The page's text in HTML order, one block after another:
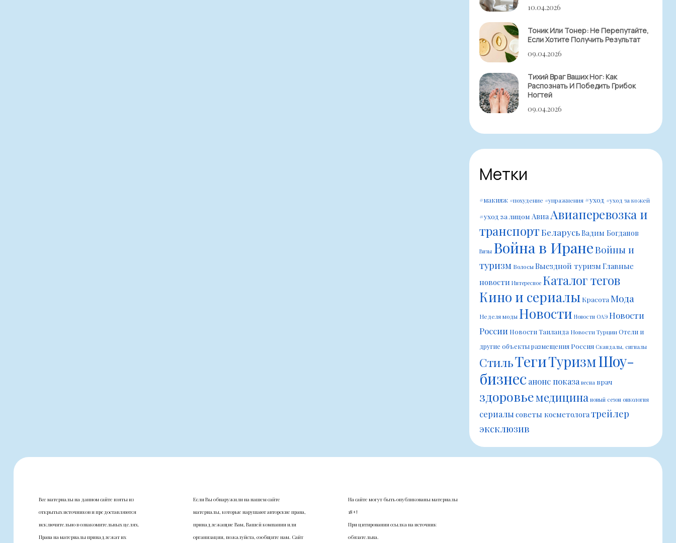
10.04.2026
Тоник Или Тонер: Не Перепутайте,
Если Хотите Получить Результат
09.04.2026
Тихий Враг Ваших Ног: Как
Распознать И Победить Грибок
Ногтей
09.04.2026
Метки
#макияж #похудение #упражнения #уход #уход за кожей
#уход за лицом Авиа Авиаперевозка и
транспортБеларусьВадим Богданов
Визы Война в ИранеВойны и
туризм ВолосыВыездной туризмГлавные
новости Интересное Каталог тегов
Кино и сериалыКрасота Мода
Неделя моды Новости Новости ОАЭ Новости
России Новости Таиланда Новости ТурцииОтели и
другие объекты размещенияРоссия Скандалы, сигналы
СтильТегиТуризмШоу-
бизнес анонс показа весна врач
здоровьемедицина новый сезон онкология
сериалы советы косметологатрейлер
эксклюзив
Все материалы на данном сайте взяты из
открытых источников и предоставляются
исключительно в ознакомительных целях.
Права на материалы принадлежат их
Если Вы обнаружили на нашем сайте
материалы, которые нарушают авторские права,
принадлежащие Вам, Вашей компании или
организации, пожалуйста, сообщите нам. Сайт
На сайте могут быть опубликованы материалы
18+!
При цитировании ссылка на источник
обязательна.